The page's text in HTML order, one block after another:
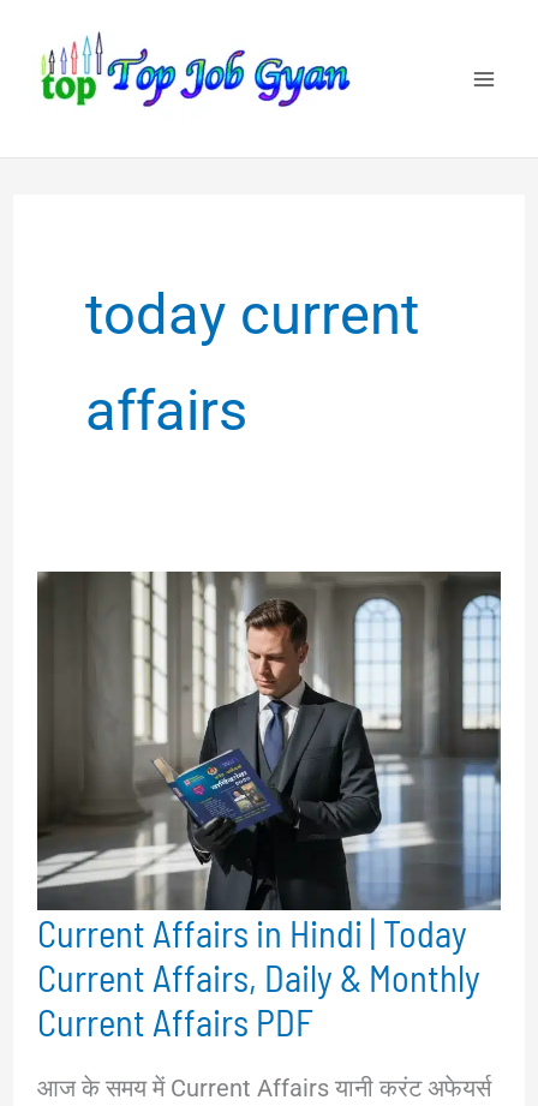
content
today current
affairs
Current Affairs in Hindi | Today
Current Affairs, Daily & Monthly
Current Affairs PDF
आज के समय में Current Affairs यानी करंट अफेयर्स